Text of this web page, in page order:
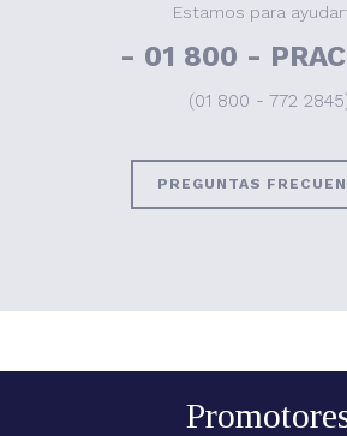
Estamos para
- 01 800 -
(01 800 - 772
PREGUNTAS